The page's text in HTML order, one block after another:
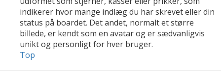
indikerer hvor mange indlæg du har skrevet eller din
status på boardet. Det andet, normalt et større
billede, er kendt som en avatar og er sædvanligvis
unikt og personligt for hver bruger.
Top